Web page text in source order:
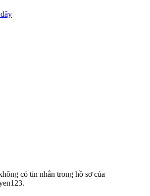
có tin nhắn trong hồ sơ của